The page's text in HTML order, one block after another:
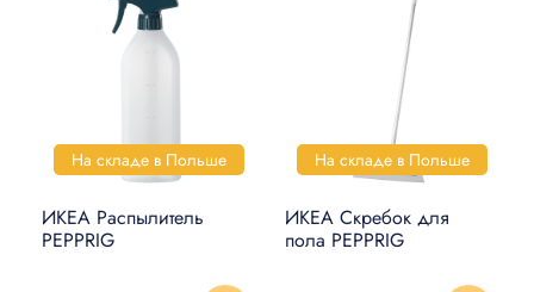
На складе в Польше
ИКЕА Распылитель
PEPPRIG
На складе в Польше
ИКЕА Скребок для
пола PEPPRIG